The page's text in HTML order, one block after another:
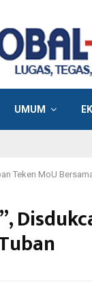
UMUM
Teken MoU